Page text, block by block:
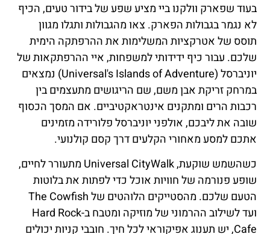
בעוד שפארק וולקנו ביי מציע שפע של בידור טעים, הכיף
לא נגמר בגבולות הפארק. צאו מהגבולות ותגלו מגוון
תוסס של אטרקציות המשלימות את ההרפתקה הימית
שלכם. עבור כיף ידידותי למשפחות, איי ההרפתקאות של
יוניברסל (Universal's Islands of Adventure) נמצאים
במרחק זריקת אבן משם, שם הריגושים מתעצמים בין
רכבות הרים ומתקנים אינטראקטיביים. אם המסך הכסוף
שובה את ליבכם, אולפני יוניברסל פלורידה מזמינים
אתכם למסע מאחורי הקלעים דרך קסם קולנועי.
כשהשמש שוקעת, Universal CityWalk מתעורר לחיים,
שופע פנורמה של חוויות אוכל כדי לפתות את בלוטות
הטעם שלכם. מהסטייקים הלוהטים של The Cowfish
ועד לשילוב ההרמוני של מוזיקה ומטבח ב-Hard Rock
Cafe, יש תענוג אפיקוראי לכל חיך. חובבי קניות יכולים